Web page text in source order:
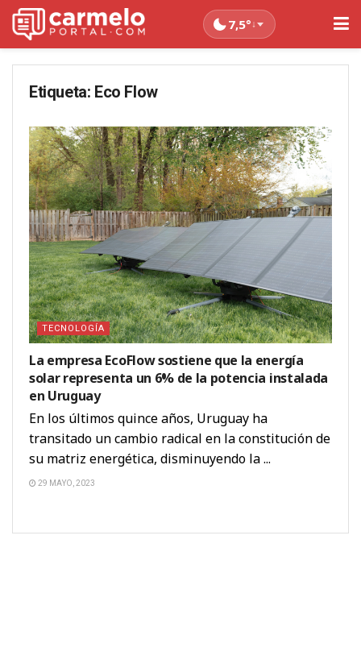
7,5°↓
Etiqueta: Eco Flow
TECNOLOGÍA
La empresa EcoFlow sostiene que la energía
solar representa un 6% de la potencia instalada
en Uruguay
En los últimos quince años, Uruguay ha
transitado un cambio radical en la constitución de
su matriz energética, disminuyendo la ...
29 MAYO, 2023